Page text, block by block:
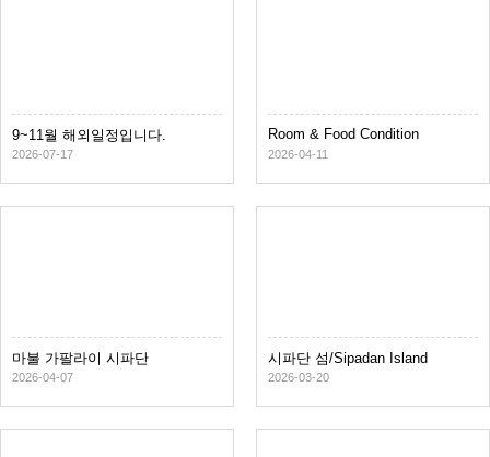
9~11월 해외일정입니다.
2026-07-17
Room & Food Condition
2026-04-11
마불 가팔라이 시파단
2026-04-07
시파단 섬/Sipadan Island
2026-03-20